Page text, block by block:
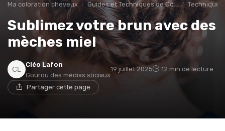
Ma coloration cheveux Guides et Techniques de Coloration
Sublimez votre brun avec des
mèches miel
Cléo Lafon
Gourou des médias sociaux
19 juillet 2025 12 min de lecture
Partager cette page